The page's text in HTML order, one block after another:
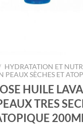
HYDRATATION ET
PEAUX SÈCHES ET
HUILE
TRES